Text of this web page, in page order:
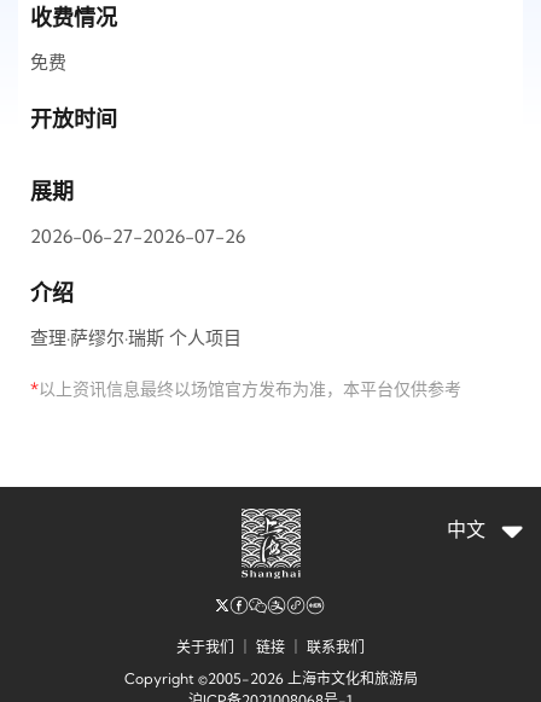
收费情况
免费
开放时间
展期
2026-06-27-2026-07-26
介绍
查理·萨缪尔·瑞斯 个人项目
*以上资讯信息最终以场馆官方发布为准，本平台仅供参考
关于我们 链接
联系我们
Copyright ©2005-2026 上海市文化和旅游局
中文